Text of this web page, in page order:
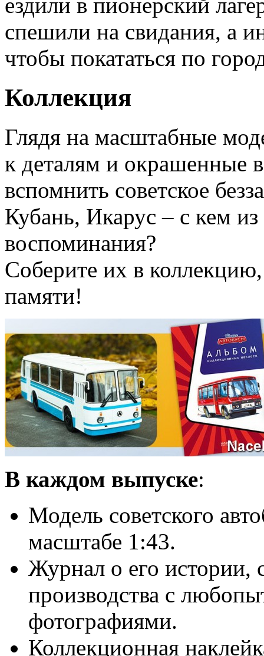
ездили в пионерский
спешили на свидания, а
чтобы покататься по
Коллекция
Глядя на масштабные
к деталям и окрашенные
вспомнить советское
Кубань, Икарус – с кем
воспоминания?
Соберите их в
памяти!
В каждом выпуске:
Модель советского
масштабе 1:43.
Журнал о его истории,
производства с
фотографиями.
Коллекционная